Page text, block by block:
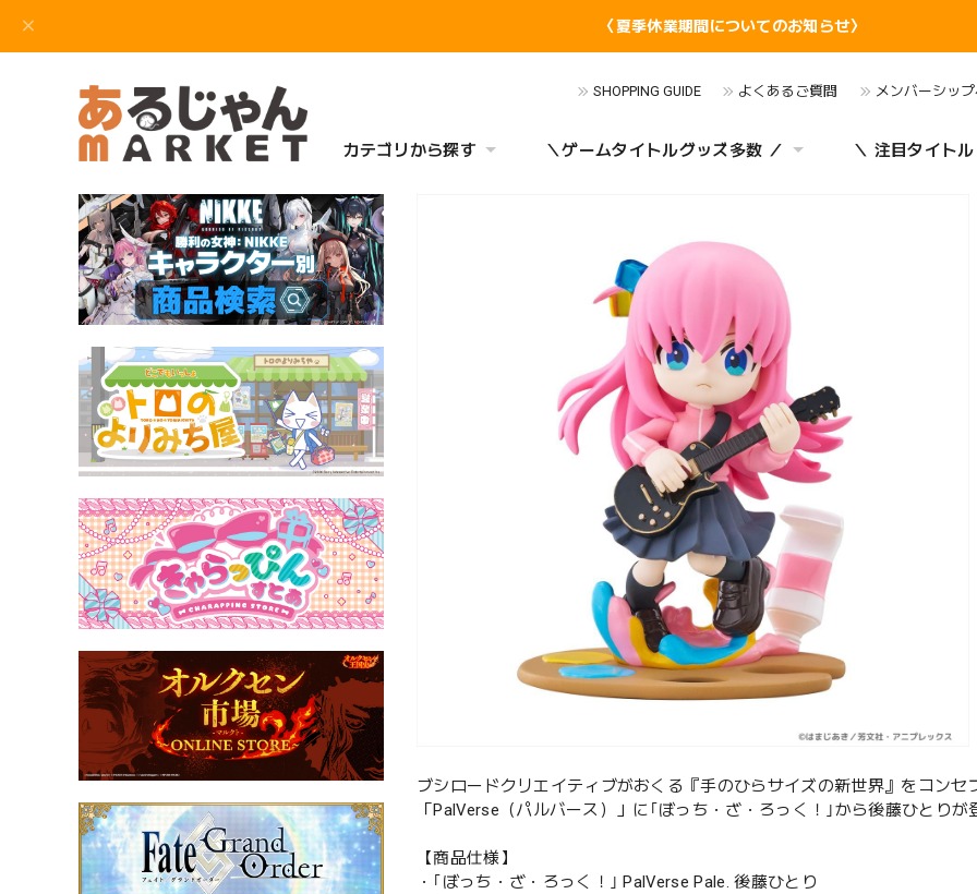
〈夏季休業期間についてのお知らせ〉
SHOPPING GUIDE よくあるご質問 メンバーシッ
カテゴリから探す ＼ゲームタイトルグッズ多数 ／ ＼ 注目タイト
ブシロードクリエイティブがおくる『手のひらサイズの新世界』をコン
「PalVerse（パルバース）」に｢ぼっち・ざ・ろっく！｣から後藤ひとりが
【商品仕様】
・｢ぼっち・ざ・ろっく！｣ PalVerse Pale. 後藤ひとり